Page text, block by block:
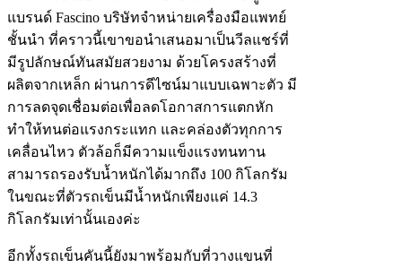
แบรนด์ Fascino บริษัทจำหน่ายเครื่องมือแพทย์
ชั้นนำ ที่คราวนี้เขาขอนำเสนอมาเป็นวีลแชร์ที่
มีรูปลักษณ์ทันสมัยสวยงาม ด้วยโครงสร้างที่
ผลิตจากเหล็ก ผ่านการดีไซน์มาแบบเฉพาะตัว มี
การลดจุดเชื่อมต่อเพื่อลดโอกาสการแตกหัก
ทำให้ทนต่อแรงกระแทก และคล่องตัวทุกการ
เคลื่อนไหว ตัวล้อก็มีความแข็งแรงทนทาน
สามารถรองรับน้ำหนักได้มากถึง 100 กิโลกรัม
ในขณะที่ตัวรถเข็นมีน้ำหนักเพียงแค่ 14.3
กิโลกรัมเท่านั้นเองค่ะ
อีกทั้งรถเข็นคันนี้ยังมาพร้อมกับที่วางแขนที่